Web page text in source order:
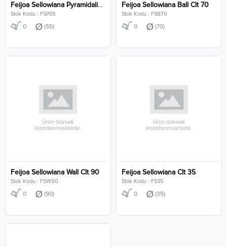
Feijoa Sellowiana Pyramidalis Clt 55
Stok Kodu : FSP55
0 (55)
Feijoa Sellowiana Ball Clt 70
Stok Kodu : FSB70
0 (70)
Feijoa Sellowiana Wall Clt 90
Stok Kodu : FSW90
0 (90)
Feijoa Sellowiana Clt 35
Stok Kodu : FS35
0 (35)